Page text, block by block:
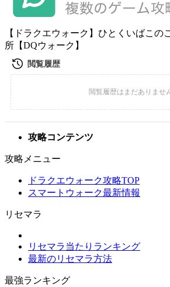
【ドラクエウォーク】ひとくいばこの
所【DQウォーク】
攻略コンテンツ
攻略メニュー
ドラクエウォーク攻略TOP
スマートウォーク最新情報
リセマラ
リセマラ当たりランキング
最新のリセマラ方法
最強ランキング